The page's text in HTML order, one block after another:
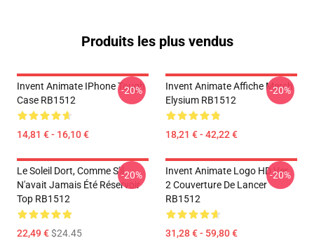
Produits les plus vendus
Invent Animate IPhone Tough
Case RB1512
14,81 € - 16,10 €
-20%
Invent Animate Affiche Merch
Elysium RB1512
18,21 € - 42,22 €
-20%
Le Soleil Dort, Comme S'il
N'avait Jamais Été Réservoir
Top RB1512
22,49 €$24.45
-20%
Invent Animate Logo HD Ver.
2 Couverture De Lancer
RB1512
31,28 € - 59,80 €
-20%